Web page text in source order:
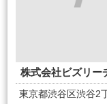
株式会社ビズリー
東京都渋谷区渋谷2